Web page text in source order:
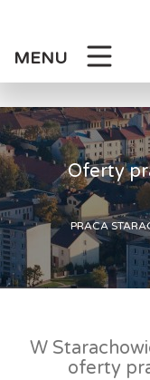
MENU
Oferty
PRACA
W
oferty